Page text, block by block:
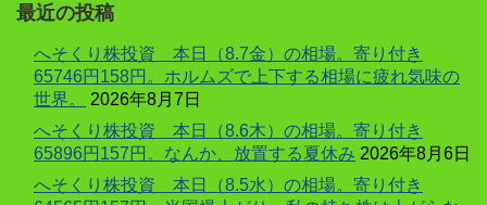
最近の投稿
へそくり株投資 本日（8.7金）の相場。寄り付き
65746円158円。ホルムズで上下する相場に疲れ気味の
世界。
2026年8月7日
へそくり株投資 本日（8.6木）の相場。寄り付き
65896円157円。なんか、放置する夏休み 2026年8月6日
へそくり株投資 本日（8.5水）の相場。寄り付き